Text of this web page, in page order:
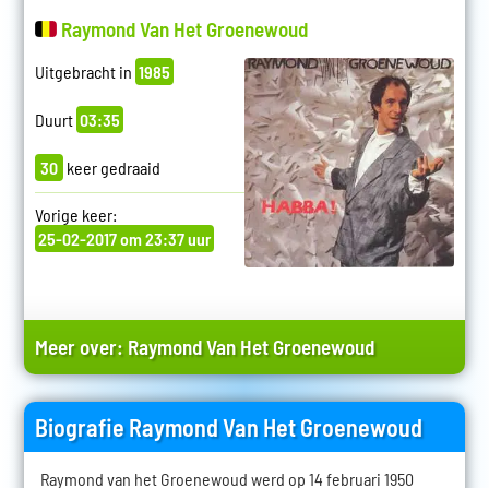
Raymond Van Het Groenewoud
Uitgebracht in 1985
Duurt 03:35
30 keer gedraaid
Vorige keer:
25-02-2017 om 23:37 uur
Meer over: Raymond Van Het Groenewoud
Biografie Raymond Van Het Groenewoud
Raymond van het Groenewoud werd op 14 februari 1950